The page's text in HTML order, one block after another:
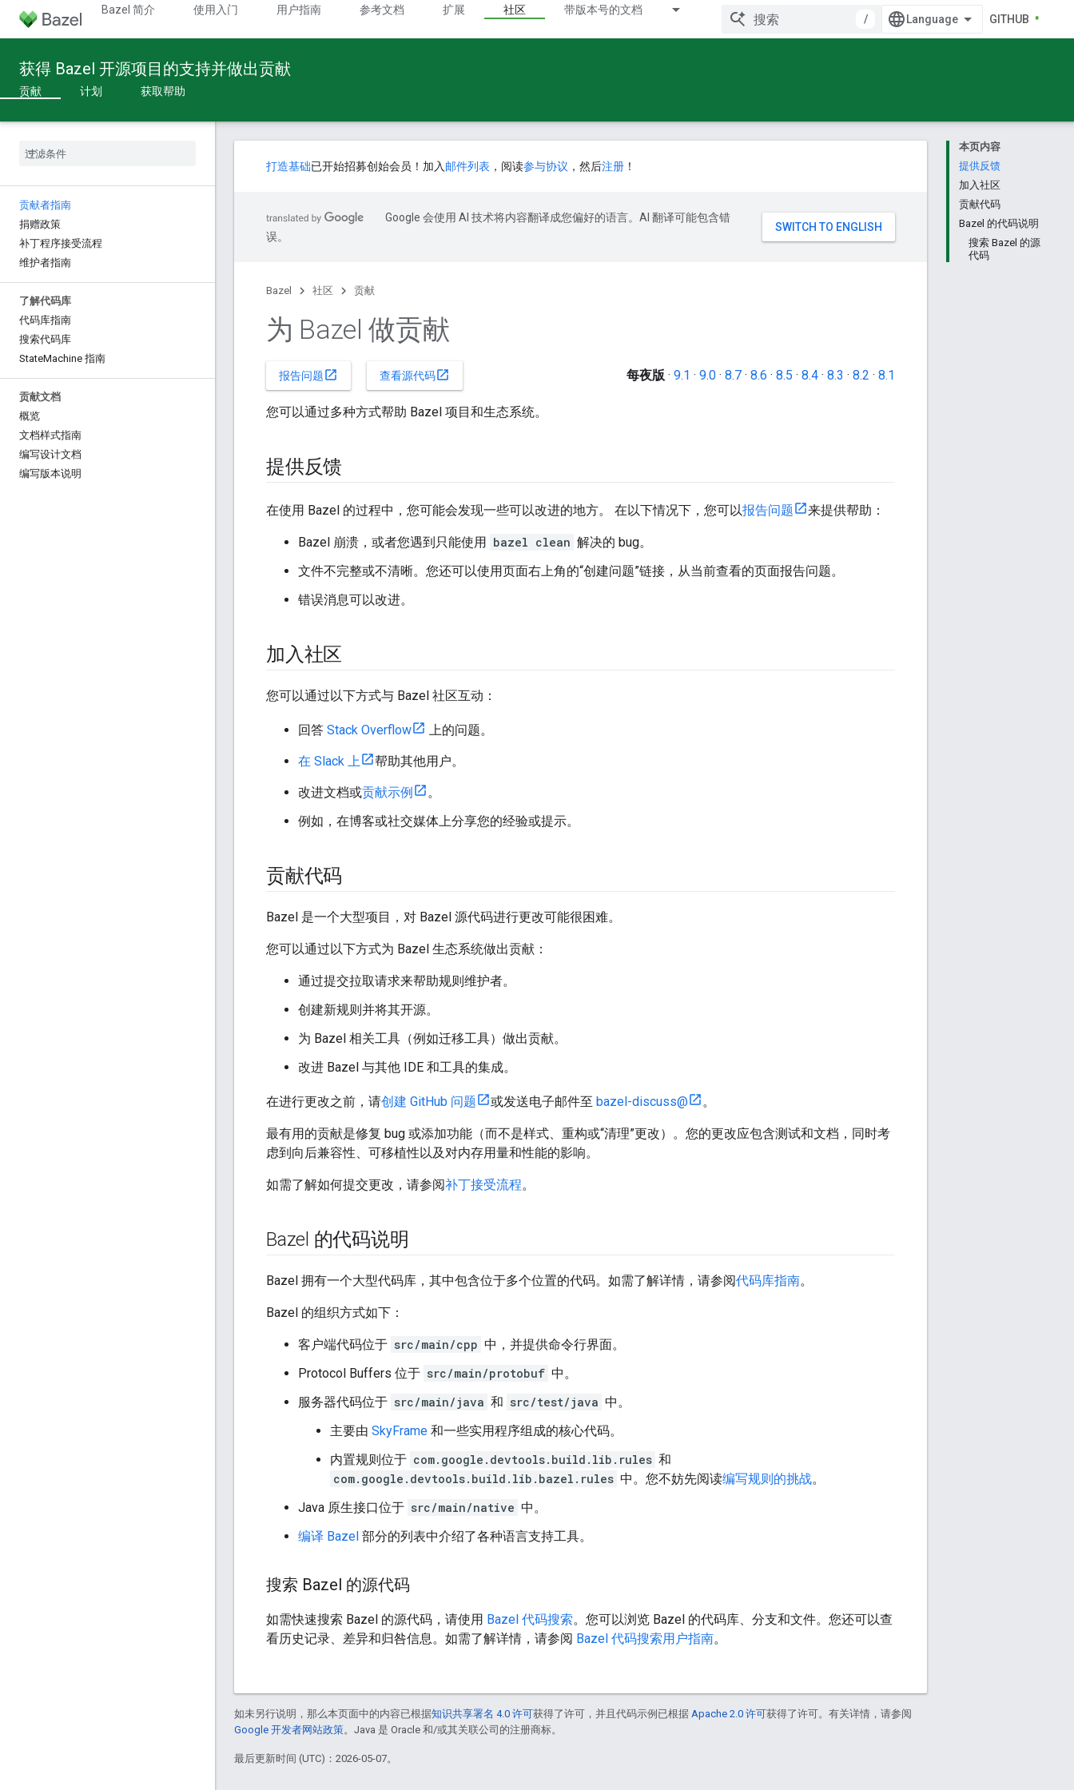
Bazel 简介 使用入门 用户指南 参考文档 扩展 社区 带版本号的文档
/ GITHUB
获得 Bazel 开源项目的支持并做出贡献
贡献 计划 获取帮助
贡献者指南
捐赠政策
补丁程序接受流程
维护者指南
了解代码库
代码库指南
搜索代码库
StateMachine 指南
贡献文档
概览
文档样式指南
编写设计文档
编写版本说明
本页内容
提供反馈
加入社区
贡献代码
Bazel 的代码说明
搜索 Bazel 的源
代码
打造基础已开始招募创始会员！加入 邮件列表 ，阅读参与协议 ，然后注册 ！
Google 会使用 AI 技术将内容翻译成您偏好的语言。AI 翻译可能包含错
误。
Bazel 社区 贡献
为 Bazel 做贡献
报告问题open_in_new 查看源代码open_in_new 每夜版 · 9.1 · 9.0 · 8.7 · 8.6 · 8.5 · 8.4 · 8.3 · 8.2 · 8.1
您可以通过多种方式帮助 Bazel 项目和生态系统。
提供反馈
在使用 Bazel 的过程中，您可能会发现一些可以改进的地方。 在以下情况下，您可以报告问题 来提供帮助：
Bazel 崩溃，或者您遇到只能使用 bazel clean 解决的 bug。
文件不完整或不清晰。您还可以使用页面右上角的“创建问题”链接，从当前查看的页面报告问题。
错误消息可以改进。
加入社区
您可以通过以下方式与 Bazel 社区互动：
回答 Stack Overflow 上的问题。
在 Slack 上 帮助其他用户。
改进文档或贡献示例
。
例如，在博客或社交媒体上分享您的经验或提示。
贡献代码
Bazel 是一个大型项目，对 Bazel 源代码进行更改可能很困难。
您可以通过以下方式为 Bazel 生态系统做出贡献：
通过提交拉取请求来帮助规则维护者。
创建新规则并将其开源。
为 Bazel 相关工具（例如迁移工具）做出贡献。
改进 Bazel 与其他 IDE 和工具的集成。
在进行更改之前，请创建 GitHub 问题 或发送电子邮件至 bazel-discuss@ 。
最有用的贡献是修复 bug 或添加功能（而不是样式、重构或“清理”更改）。您的更改应包含测试和文档，同时考
虑到向后兼容性、可移植性以及对内存用量和性能的影响。
如需了解如何提交更改，请参阅补丁接受流程。
Bazel 的代码说明
Bazel 拥有一个大型代码库，其中包含位于多个位置的代码。如需了解详情，请参阅代码库指南。
Bazel 的组织方式如下：
客户端代码位于 src/main/cpp 中，并提供命令行界面。
Protocol Buffers 位于 src/main/protobuf 中。
服务器代码位于 src/main/java 和 src/test/java 中。
主要由 SkyFrame 和一些实用程序组成的核心代码。
内置规则位于 com.google.devtools.build.lib.rules 和
com.google.devtools.build.lib.bazel.rules 中。您不妨先阅读编写规则的挑战。
Java 原生接口位于 src/main/native 中。
编译 Bazel 部分的列表中介绍了各种语言支持工具。
搜索 Bazel 的源代码
如需快速搜索 Bazel 的源代码，请使用 Bazel 代码搜索。您可以浏览 Bazel 的代码库、分支和文件。您还可以查
看历史记录、差异和归咎信息。如需了解详情，请参阅 Bazel 代码搜索用户指南。
如未另行说明，那么本页面中的内容已根据知识共享署名 4.0 许可获得了许可，并且代码示例已根据 Apache 2.0 许可获得了许可。有关详情，请参阅
Google 开发者网站政策。Java 是 Oracle 和/或其关联公司的注册商标。
最后更新时间 (UTC)：2026-05-07。